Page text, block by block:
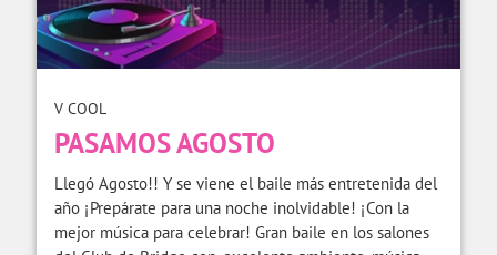
V COOL
PASAMOS AGOSTO
Llegó Agosto!! Y se viene el baile más entretenida del
año ¡Prepárate para una noche inolvidable! ¡Con la
mejor música para celebrar! Gran baile en los salones